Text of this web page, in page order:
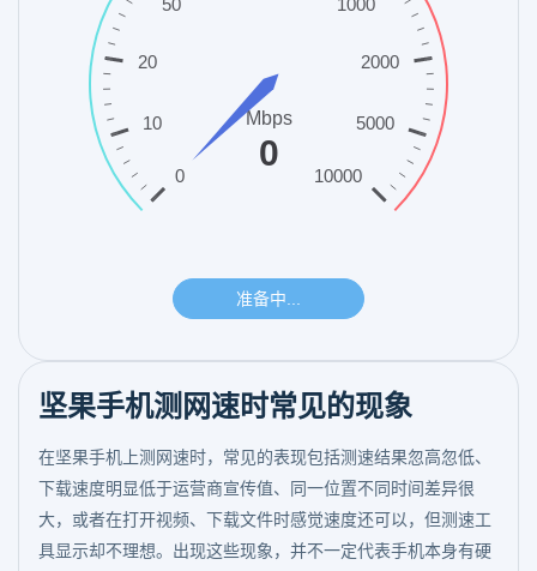
坚果手机测网速时常见的现象
在坚果手机上测网速时，常见的表现包括测速结果忽高忽低、
下载速度明显低于运营商宣传值、同一位置不同时间差异很
大，或者在打开视频、下载文件时感觉速度还可以，但测速工
具显示却不理想。出现这些现象，并不一定代表手机本身有硬